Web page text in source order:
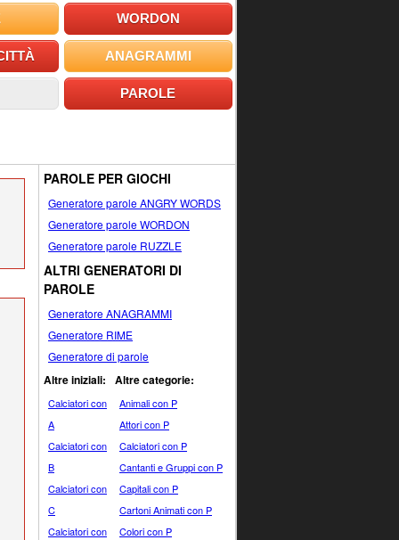
WORDON
ANAGRAMMI
PAROLE
PAROLE PER GIOCHI
Generatore parole ANGRY WORDS
Generatore parole WORDON
Generatore parole RUZZLE
ALTRI GENERATORI DI
PAROLE
Generatore ANAGRAMMI
Generatore RIME
Generatore di parole
Altre iniziali:
Calciatori con
A
Calciatori con
B
Calciatori con
C
Calciatori con
Altre categorie:
Animali con P
Attori con P
Calciatori con P
Cantanti e Gruppi con P
Capitali con P
Cartoni Animati con P
Colori con P